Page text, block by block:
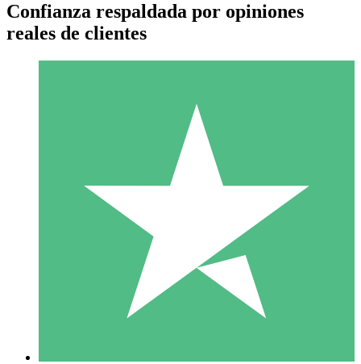
Paquetes de Créditos Individuales
Paga según el uso con créditos de descarga. Sin compromiso
10 00
Confianza respaldada por opiniones
reales de clientes